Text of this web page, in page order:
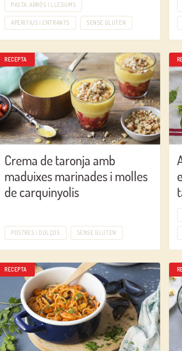
PASTA, ARRÒS I LLEGUMS
APERITIUS I ENTRANTS SENSE GLUTEN
RECEPTA
Crema de taronja amb
maduixes marinades i molles
de carquinyolis
POSTRES I DOLÇOS SENSE GLUTEN
RECEPTA
O